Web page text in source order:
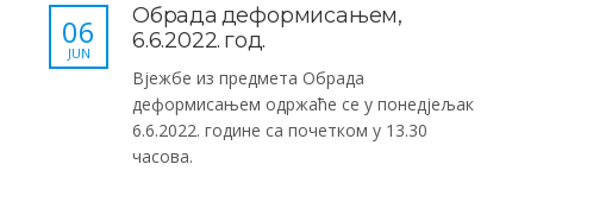
Обрада деформисањем,
6.6.2022. год.
06
JUN
Вјежбе из предмета Обрада
деформисањем одржаће се у понедјељак
6.6.2022. године са почетком у 13.30
часова.